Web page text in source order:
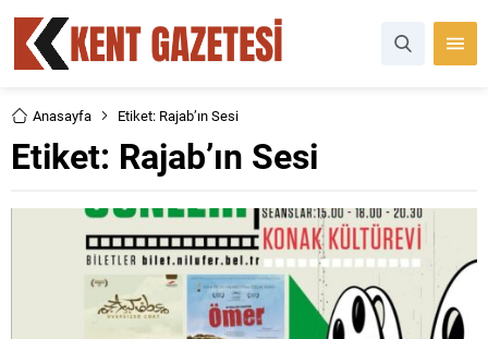
Anasayfa Etiket: Rajab’ın Sesi
Etiket: Rajab’ın Sesi